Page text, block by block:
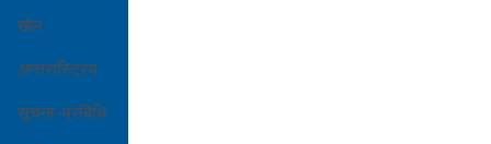
खेल
अन्तरास्ट्रिय
सूचना-प्रबिधि